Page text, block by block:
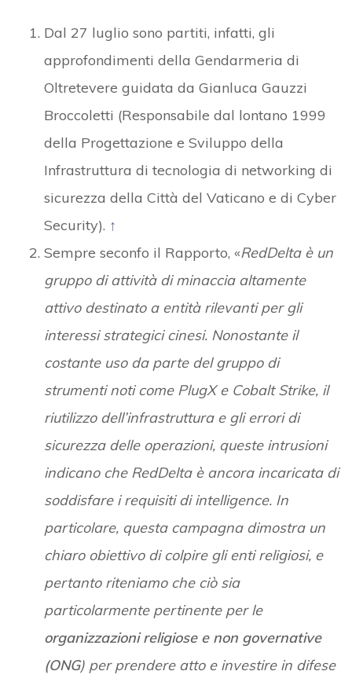
Dal 27 luglio sono partiti, infatti, gli
approfondimenti della Gendarmeria di
Oltretevere guidata da Gianluca Gauzzi
Broccoletti (Responsabile dal lontano 1999
della Progettazione e Sviluppo della
Infrastruttura di tecnologia di networking di
sicurezza della Città del Vaticano e di Cyber
Security). ↑
Sempre seconfo il Rapporto, «RedDelta è un
gruppo di attività di minaccia altamente
attivo destinato a entità rilevanti per gli
interessi strategici cinesi. Nonostante il
costante uso da parte del gruppo di
strumenti noti come PlugX e Cobalt Strike, il
riutilizzo dell’infrastruttura e gli errori di
sicurezza delle operazioni, queste intrusioni
indicano che RedDelta è ancora incaricata di
soddisfare i requisiti di intelligence. In
particolare, questa campagna dimostra un
chiaro obiettivo di colpire gli enti religiosi, e
pertanto riteniamo che ciò sia
particolarmente pertinente per le
organizzazioni religiose e non governative
(ONG) per prendere atto e investire in difese